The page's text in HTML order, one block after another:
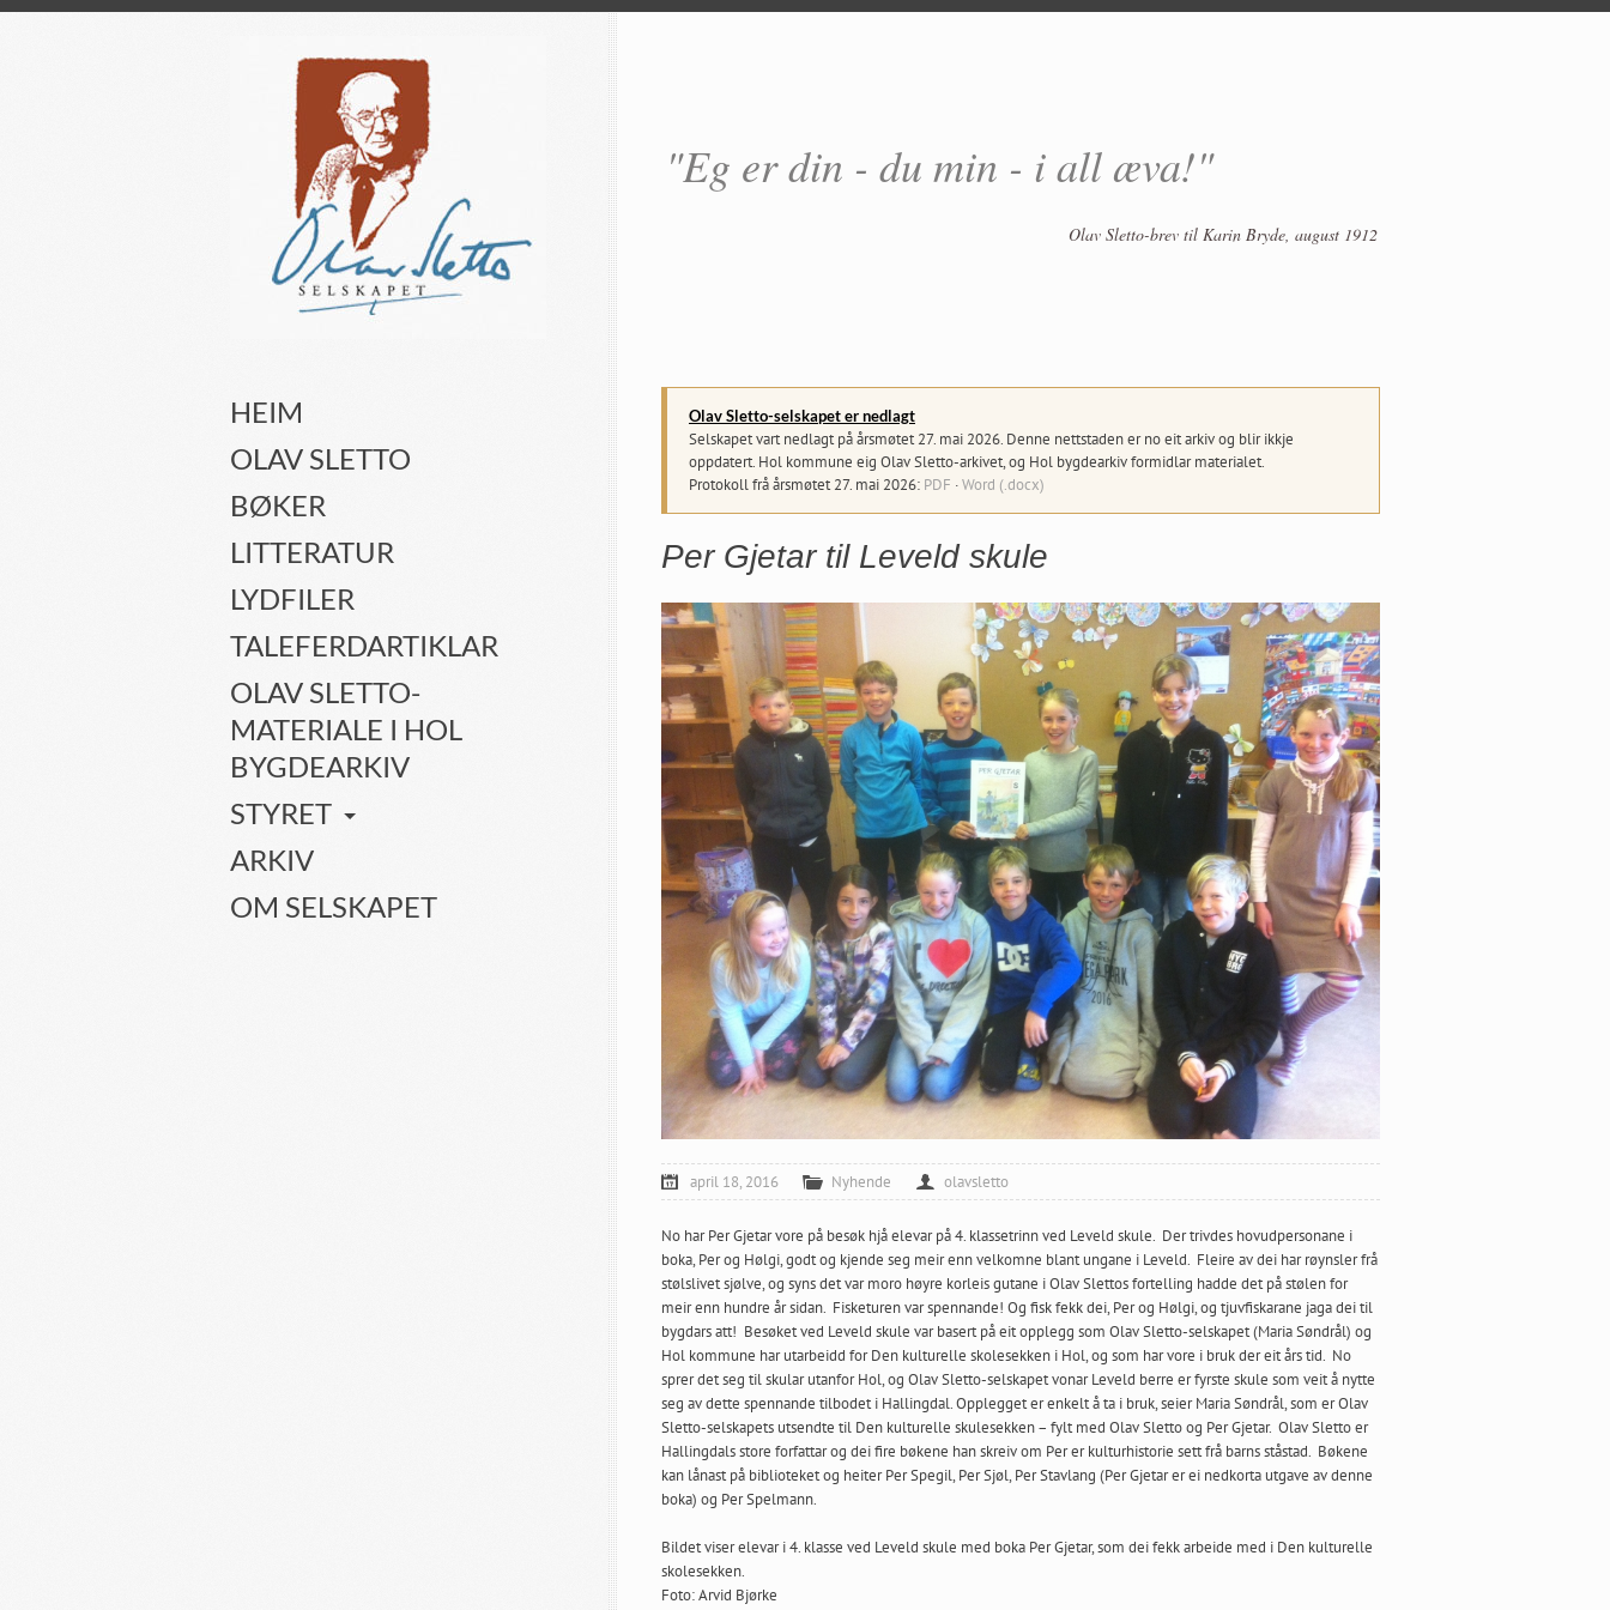
"Eg er din - du min - i all æva!"
Olav Sletto-brev til Karin Bryde, august 1912
Olav Sletto-selskapet er nedlagt
Selskapet vart nedlagt på årsmøtet 27. mai 2026. Denne nettstaden er no eit arkiv og blir ikkje
oppdatert. Hol kommune eig Olav Sletto-arkivet, og Hol bygdearkiv formidlar materialet.
Protokoll frå årsmøtet 27. mai 2026: PDF ·Word (.docx)
Per Gjetar til Leveld skule
april 18, 2016 Nyhende olavsletto
No har Per Gjetar vore på besøk hjå elevar på 4. klassetrinn ved Leveld skule. Der trivdes hovudpersonane i
boka, Per og Hølgi, godt og kjende seg meir enn velkomne blant ungane i Leveld. Fleire av dei har røynsler frå
stølslivet sjølve, og syns det var moro høyre korleis gutane i Olav Slettos fortelling hadde det på stølen for
meir enn hundre år sidan. Fisketuren var spennande! Og fisk fekk dei, Per og Hølgi, og tjuvfiskarane jaga dei til
bygdars att! Besøket ved Leveld skule var basert på eit opplegg som Olav Sletto-selskapet (Maria Søndrål) og
Hol kommune har utarbeidd for Den kulturelle skolesekken i Hol, og som har vore i bruk der eit års tid. No
sprer det seg til skular utanfor Hol, og Olav Sletto-selskapet vonar Leveld berre er fyrste skule som veit å nytte
seg av dette spennande tilbodet i Hallingdal. Opplegget er enkelt å ta i bruk, seier Maria Søndrål, som er Olav
Sletto-selskapets utsendte til Den kulturelle skulesekken – fylt med Olav Sletto og Per Gjetar. Olav Sletto er
Hallingdals store forfattar og dei fire bøkene han skreiv om Per er kulturhistorie sett frå barns ståstad. Bøkene
kan lånast på biblioteket og heiter Per Spegil, Per Sjøl, Per Stavlang (Per Gjetar er ei nedkorta utgave av denne
boka) og Per Spelmann.
Bildet viser elevar i 4. klasse ved Leveld skule med boka Per Gjetar, som dei fekk arbeide med i Den kulturelle
skolesekken.
Foto: Arvid Bjørke
HEIM
OLAV SLETTO
BØKER
LITTERATUR
LYDFILER
TALEFERDARTIKLAR
OLAV SLETTO-
MATERIALE I HOL
BYGDEARKIV
STYRET
ARKIV
OM SELSKAPET